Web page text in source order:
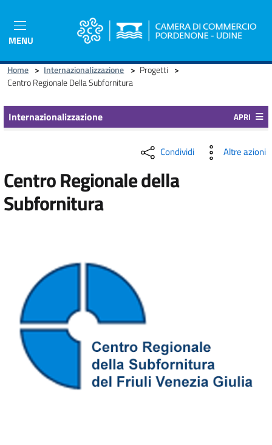
contenuto
MENU
Home > Internazionalizzazione > Progetti >
Centro Regionale Della Subfornitura
Internazionalizzazione APRI
Condividi Altre azioni
Centro Regionale della
Subfornitura